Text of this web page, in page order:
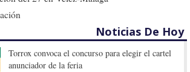
Noticias De Hoy
Torrox convoca el concurso para elegir el cartel
anunciador de la feria